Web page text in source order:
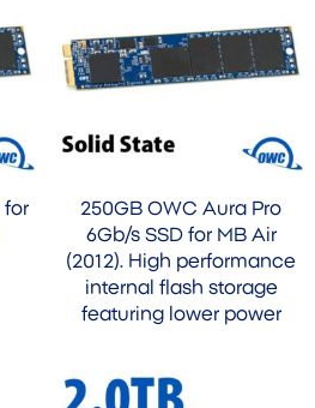
250GB OWC Aura Pro
6Gb/s SSD for MB Air
(2012). High performance
internal flash storage
featuring lower power
for